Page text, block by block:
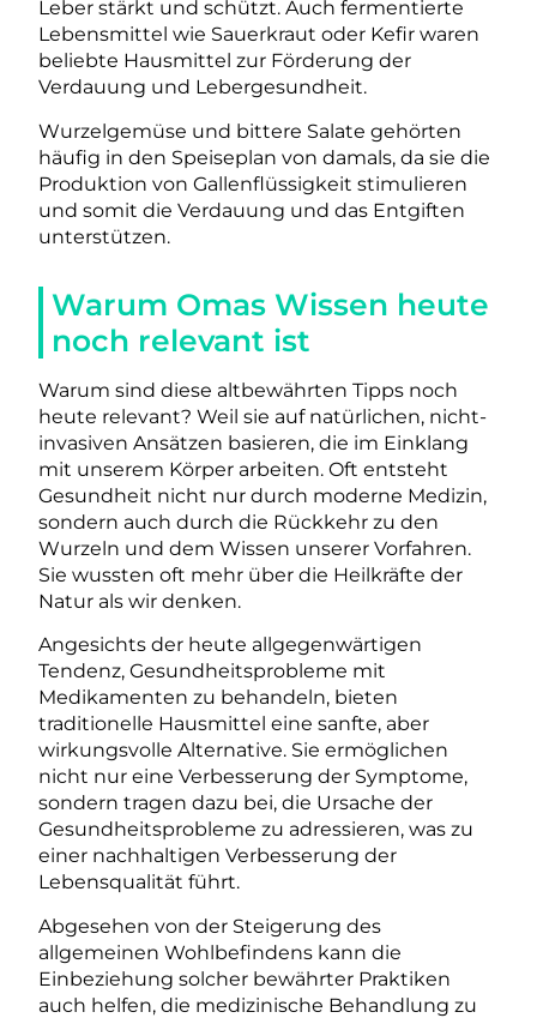
Leber stärkt und schützt. Auch fermentierte
Lebensmittel wie Sauerkraut oder Kefir waren
beliebte Hausmittel zur Förderung der
Verdauung und Lebergesundheit.
Wurzelgemüse und bittere Salate gehörten
häufig in den Speiseplan von damals, da sie die
Produktion von Gallenflüssigkeit stimulieren
und somit die Verdauung und das Entgiften
unterstützen.
Warum Omas Wissen heute
noch relevant ist
Warum sind diese altbewährten Tipps noch
heute relevant? Weil sie auf natürlichen, nicht-
invasiven Ansätzen basieren, die im Einklang
mit unserem Körper arbeiten. Oft entsteht
Gesundheit nicht nur durch moderne Medizin,
sondern auch durch die Rückkehr zu den
Wurzeln und dem Wissen unserer Vorfahren.
Sie wussten oft mehr über die Heilkräfte der
Natur als wir denken.
Angesichts der heute allgegenwärtigen
Tendenz, Gesundheitsprobleme mit
Medikamenten zu behandeln, bieten
traditionelle Hausmittel eine sanfte, aber
wirkungsvolle Alternative. Sie ermöglichen
nicht nur eine Verbesserung der Symptome,
sondern tragen dazu bei, die Ursache der
Gesundheitsprobleme zu adressieren, was zu
einer nachhaltigen Verbesserung der
Lebensqualität führt.
Abgesehen von der Steigerung des
allgemeinen Wohlbefindens kann die
Einbeziehung solcher bewährter Praktiken
auch helfen, die medizinische Behandlung zu